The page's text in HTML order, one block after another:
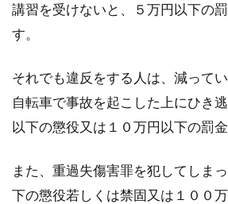
講習を受けないと、５万円以下の
す。
それでも違反をする人は、減ってい
自転車で事故を起こした上にひき
以下の懲役又は１０万円以下の罰金
また、重過失傷害罪を犯してしま
下の懲役若しくは禁固又は１００